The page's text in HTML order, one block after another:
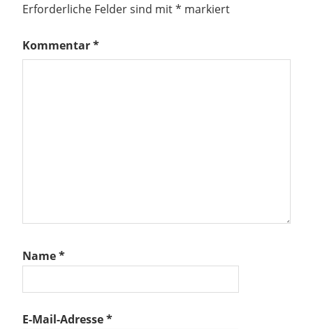
Erforderliche Felder sind mit* markiert
Kommentar*
Name*
E-Mail-Adresse*